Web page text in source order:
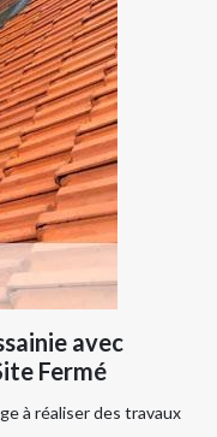
avec
Fermé
à réaliser des travaux